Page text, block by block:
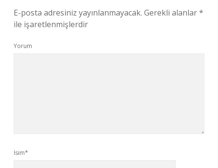
E-posta adresiniz yayınlanmayacak. Gerekli alanlar*
ile işaretlenmişlerdir
Yorum
İsim*